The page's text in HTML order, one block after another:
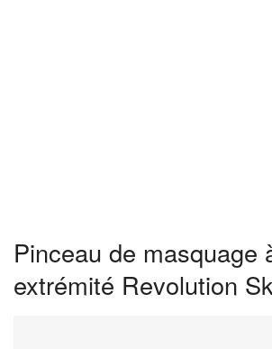
Pinceau de masquage
extrémité Revolution